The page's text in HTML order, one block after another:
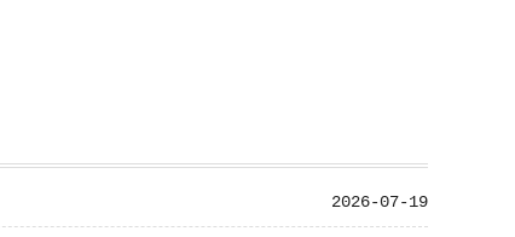
2026-07-19